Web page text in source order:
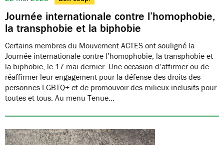
Journée internationale contre l’homophobie,
la transphobie et la biphobie
Certains membres du Mouvement ACTES ont souligné la
Journée internationale contre l’homophobie, la transphobie et
la biphobie, le 17 mai dernier. Une occasion d’affirmer ou de
réaffirmer leur engagement pour la défense des droits des
personnes LGBTQ+ et de promouvoir des milieux inclusifs pour
toutes et tous. Au menu Tenue…